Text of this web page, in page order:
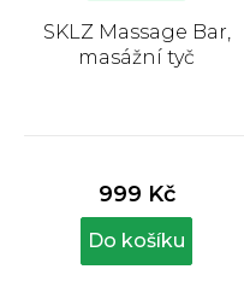
SKLZ Massage Bar,
masážní tyč
produktu
5,0
999 Kč
Do košíku